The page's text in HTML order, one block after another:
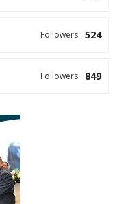
524
Followers
849
Followers